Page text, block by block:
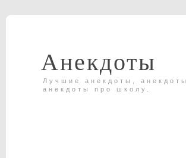
Анекдоты
Лучшие анекдоты,
анекдоты про школу.